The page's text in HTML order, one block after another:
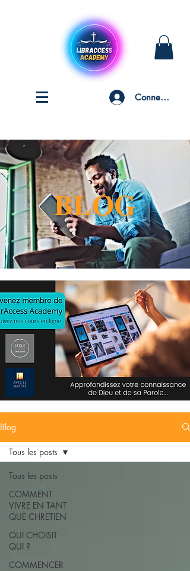
Connexion
BLOG
Blog
Tous les posts
COMMENT
VIVRE EN TANT
QUE CHRETIEN
QUI CHOISIT
QUI ?
COMMENCER
Tous les posts